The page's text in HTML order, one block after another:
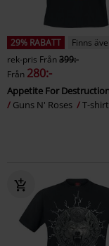
29% RABATT
Finns
rek-pris Från399:-
Från 280:-
Appetite For
Guns N' Roses
T-shirt